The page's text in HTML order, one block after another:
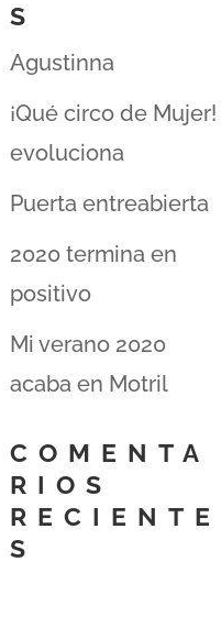
S
Agustinna
¡Qué circo de Mujer!
evoluciona
Puerta entreabierta
2020 termina en
positivo
Mi verano 2020
acaba en Motril
COMENTA
RIOS
RECIENTE
S